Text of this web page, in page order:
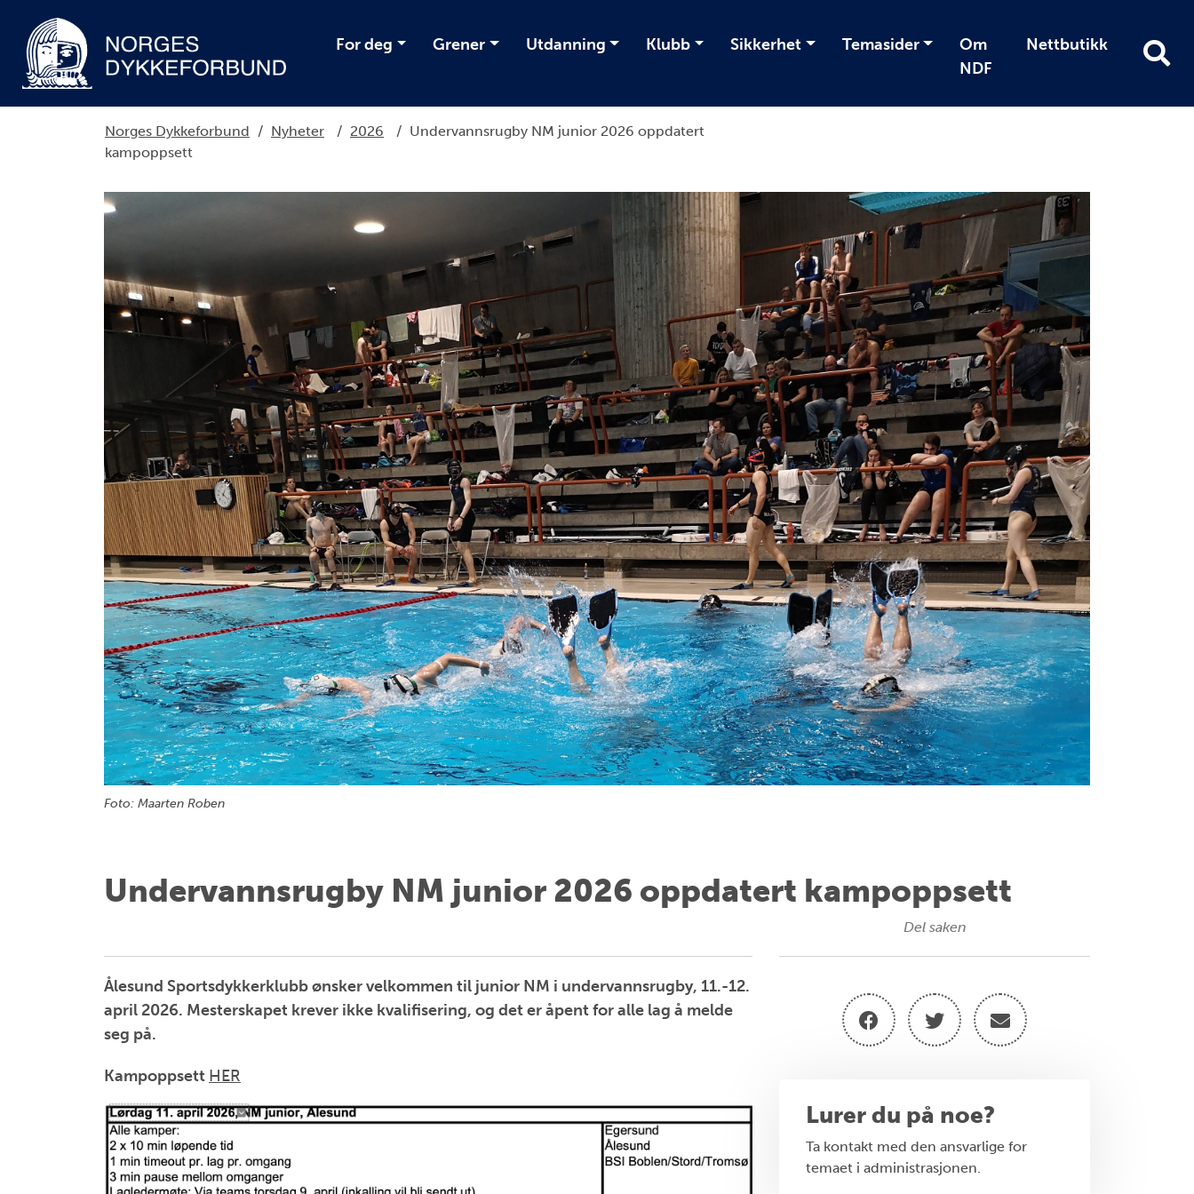
For deg Grener Utdanning Klubb Sikkerhet Temasider
Om
NDF
Nettbutikk
Norges Dykkeforbund / Nyheter / 2026 / Undervannsrugby NM junior 2026 oppdatert
kampoppsett
Foto: Maarten Roben
Undervannsrugby NM junior 2026 oppdatert kampoppsett
Ålesund Sportsdykkerklubb ønsker velkommen til junior NM i undervannsrugby, 11.-12.
april 2026. Mesterskapet krever ikke kvalifisering, og det er åpent for alle lag å melde
seg på.
Kampoppsett HER
Del saken
Lurer du på noe?
Ta kontakt med den ansvarlige for
temaet i administrasjonen.